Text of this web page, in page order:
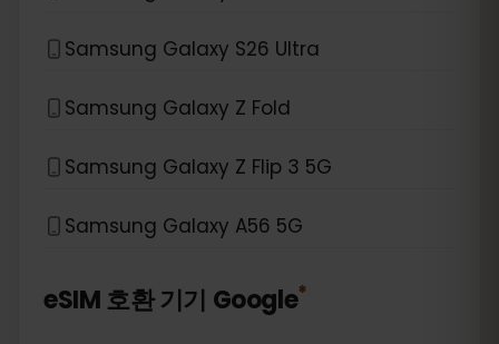
Samsung Galaxy S26 Ultra
Samsung Galaxy Z Fold
Samsung Galaxy Z Flip 3 5G
Samsung Galaxy A56 5G
eSIM 호환 기기 Google*